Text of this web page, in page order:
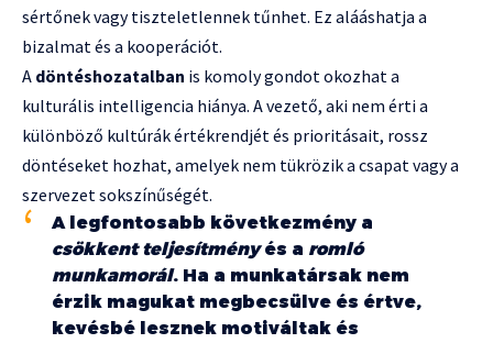
sértőnek vagy tiszteletlennek tűnhet. Ez alááshatja a
bizalmat és a kooperációt.
A döntéshozatalban is komoly gondot okozhat a
kulturális intelligencia hiánya. A vezető, aki nem érti a
különböző kultúrák értékrendjét és prioritásait, rossz
döntéseket hozhat, amelyek nem tükrözik a csapat vagy a
szervezet sokszínűségét.
A legfontosabb következmény a
csökkent teljesítményés a romló
munkamorál. Ha a munkatársak nem
érzik magukat megbecsülve és értve,
kevésbé lesznek motiváltak és